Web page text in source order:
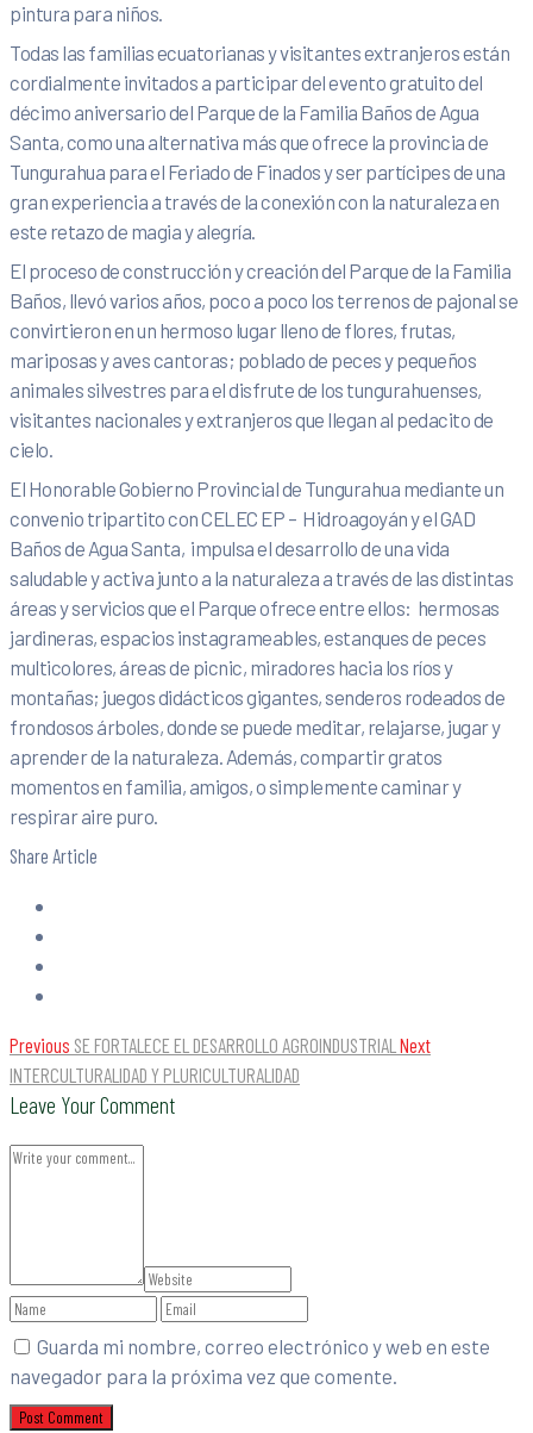
pintura para niños.
Todas las familias ecuatorianas y visitantes extranjeros están
cordialmente invitados a participar del evento gratuito del
décimo aniversario del Parque de la Familia Baños de Agua
Santa, como una alternativa más que ofrece la provincia de
Tungurahua para el Feriado de Finados y ser partícipes de una
gran experiencia a través de la conexión con la naturaleza en
este retazo de magia y alegría.
El proceso de construcción y creación del Parque de la Familia
Baños, llevó varios años, poco a poco los terrenos de pajonal se
convirtieron en un hermoso lugar lleno de flores, frutas,
mariposas y aves cantoras; poblado de peces y pequeños
animales silvestres para el disfrute de los tungurahuenses,
visitantes nacionales y extranjeros que llegan al pedacito de
cielo.
El Honorable Gobierno Provincial de Tungurahua mediante un
convenio tripartito con CELEC EP – Hidroagoyán y el GAD
Baños de Agua Santa, impulsa el desarrollo de una vida
saludable y activa junto a la naturaleza a través de las distintas
áreas y servicios que el Parque ofrece entre ellos: hermosas
jardineras, espacios instagrameables, estanques de peces
multicolores, áreas de picnic, miradores hacia los ríos y
montañas; juegos didácticos gigantes, senderos rodeados de
frondosos árboles, donde se puede meditar, relajarse, jugar y
aprender de la naturaleza. Además, compartir gratos
momentos en familia, amigos, o simplemente caminar y
respirar aire puro.
Share Article
Previous SE FORTALECE EL DESARROLLO AGROINDUSTRIAL Next
INTERCULTURALIDAD Y PLURICULTURALIDAD
Leave Your Comment
Guarda mi nombre, correo electrónico y web en este
navegador para la próxima vez que comente.